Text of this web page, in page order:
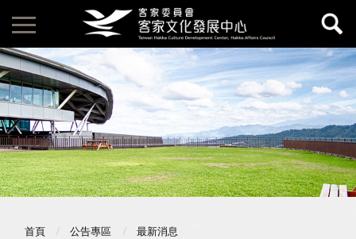
首頁 公告專區 最新消息